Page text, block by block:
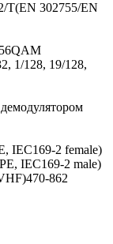
T(EN 302755/EN
1/128, 19/128,
IEC169-2 female)
IEC169-2 male)
862